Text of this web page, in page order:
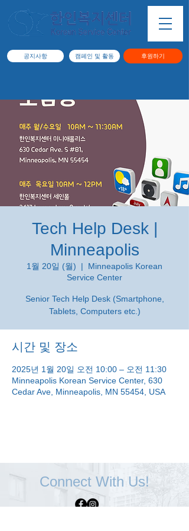
공지사항 캠페인 및 활동 후원하기
Tech Help Desk |
Minneapolis
1월 20일 (월)
  |
Minneapolis Korean
Service Center
Senior Tech Help Desk (Smartphone,
Tablets, Computers etc.)
시간 및 장소
2025년 1월 20일 오전 10:00 – 오전 11:30
Minneapolis Korean Service Center, 630
Cedar Ave, Minneapolis, MN 55454, USA
Connect With Us!